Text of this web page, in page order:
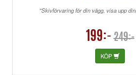
"Skivförvaring för din vägg, visa upp
199:- 249:-
KÖP